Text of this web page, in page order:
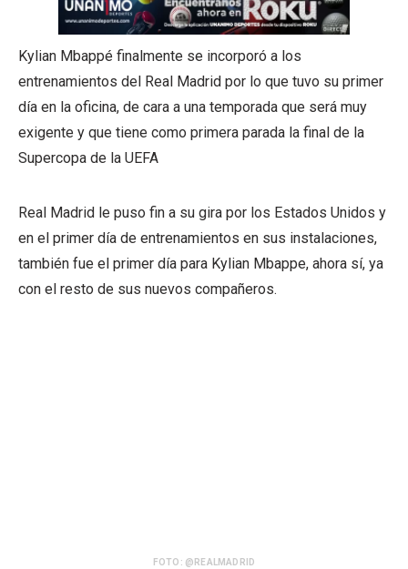
Kylian Mbappé finalmente se incorporó a los
entrenamientos del Real Madrid por lo que tuvo su primer
día en la oficina, de cara a una temporada que será muy
exigente y que tiene como primera parada la final de la
Supercopa de la UEFA
Real Madrid le puso fin a su gira por los Estados Unidos y
en el primer día de entrenamientos en sus instalaciones,
también fue el primer día para Kylian Mbappe, ahora sí, ya
con el resto de sus nuevos compañeros.
FOTO: @REALMADRID